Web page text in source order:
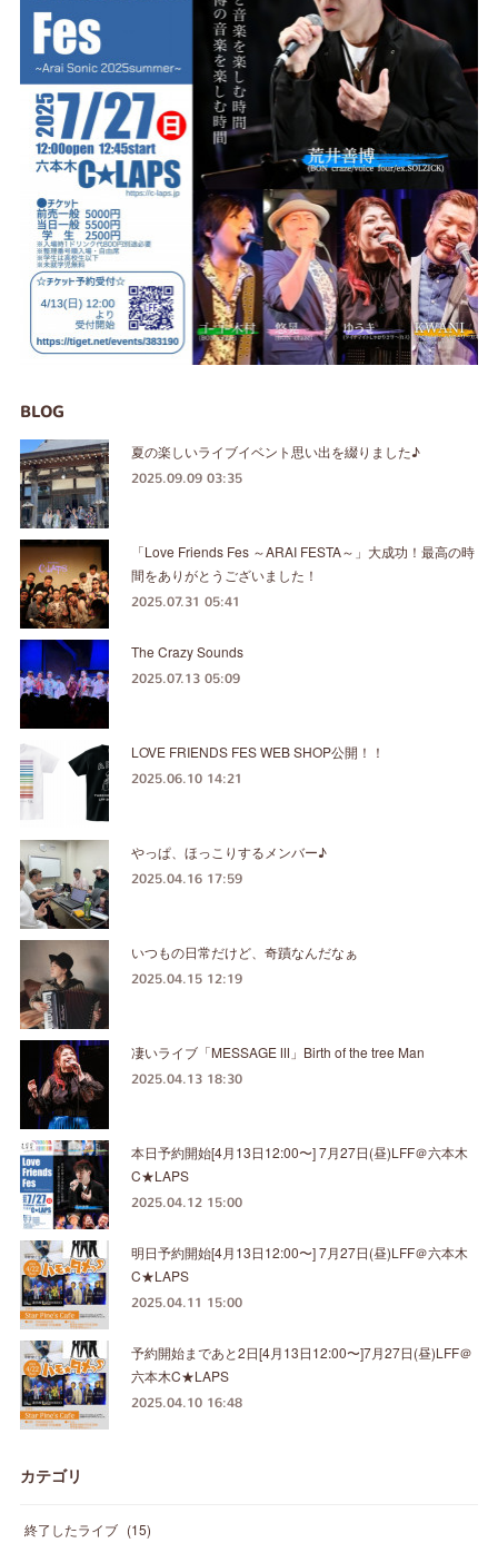
BLOG
夏の楽しいライブイベント思い出を綴りました♪
2025.09.09 03:35
「Love Friends Fes ～ARAI FESTA～」大成功！最高の時
間をありがとうございました！
2025.07.31 05:41
The Crazy Sounds
2025.07.13 05:09
LOVE FRIENDS FES WEB SHOP公開！！
2025.06.10 14:21
やっぱ、ほっこりするメンバー♪
2025.04.16 17:59
いつもの日常だけど、奇蹟なんだなぁ
2025.04.15 12:19
凄いライブ「MESSAGE Ⅲ」Birth of the tree Man
2025.04.13 18:30
本日予約開始[4月13日12:00〜] 7月27日(昼)LFF＠六本木
C★LAPS
2025.04.12 15:00
明日予約開始[4月13日12:00〜] 7月27日(昼)LFF＠六本木
C★LAPS
2025.04.11 15:00
予約開始まであと2日[4月13日12:00〜]7月27日(昼)LFF＠
六本木C★LAPS
2025.04.10 16:48
カテゴリ
終了したライブ (15)